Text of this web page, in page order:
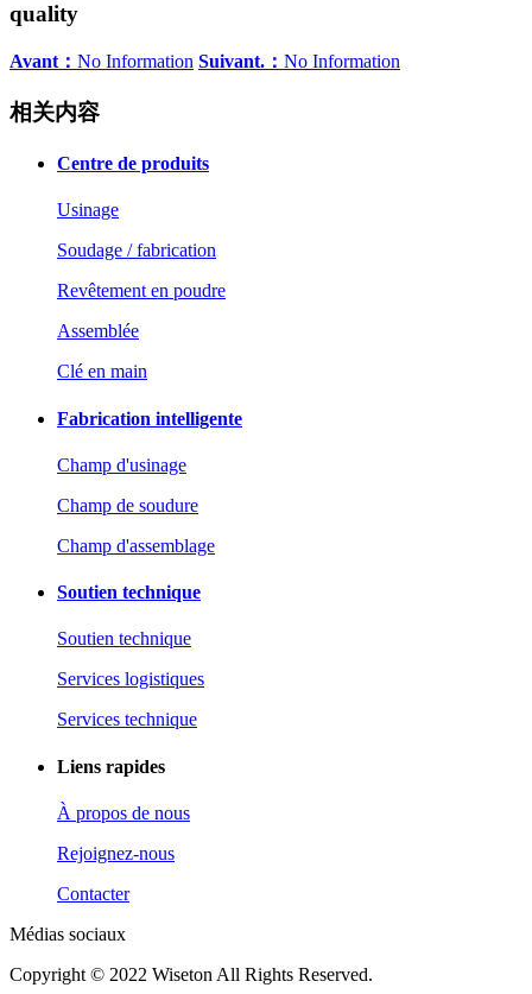
quality
Avant： No Information Suivant.： No Information
相关内容
Centre de produits
Usinage
Soudage / fabrication
Revêtement en poudre
Assemblée
Clé en main
Fabrication intelligente
Champ d'usinage
Champ de soudure
Champ d'assemblage
Soutien technique
Soutien technique
Services logistiques
Services technique
Liens rapides
À propos de nous
Rejoignez-nous
Contacter
Médias sociaux
Copyright © 2022 Wiseton All Rights Reserved.